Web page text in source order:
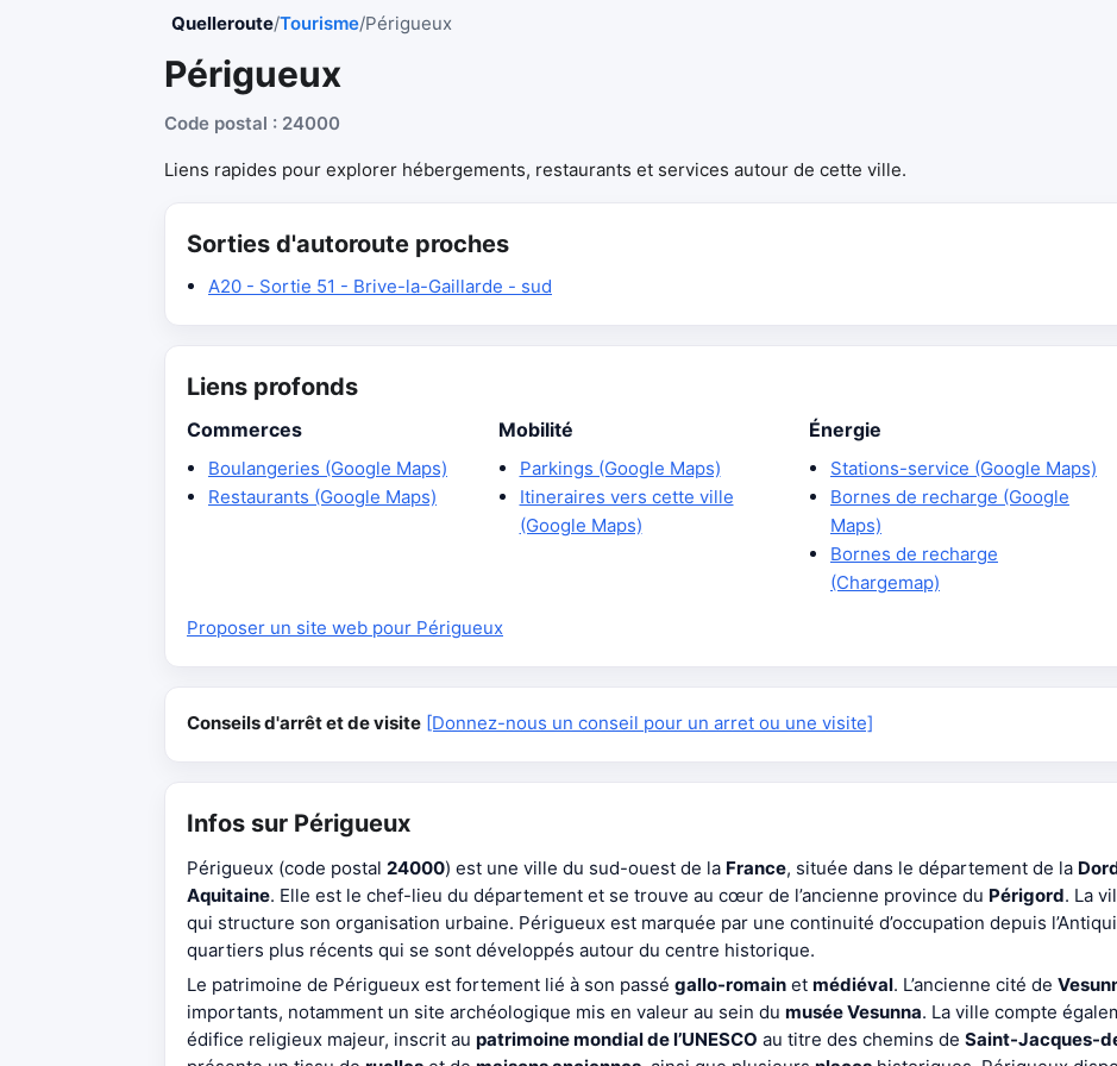
Quelleroute/Tourisme/Périgueux
Périgueux
Code postal : 24000
Liens rapides pour explorer hébergements, restaurants et services autour de cette ville.
Sorties d'autoroute proches
A20 - Sortie 51 - Brive-la-Gaillarde - sud
Liens profonds
Commerces
Boulangeries (Google Maps)
Restaurants (Google Maps)
Mobilité
Parkings (Google Maps)
Itineraires vers cette ville
(Google Maps)
Énergie
Stations-service (Google Maps)
Bornes de recharge (Google
Maps)
Bornes de recharge
(Chargemap)
Proposer un site web pour Périgueux
Conseils d'arrêt et de visite [Donnez-nous un conseil pour un arret ou une visite]
Infos sur Périgueux
Périgueux (code postal 24000) est une ville du sud-ouest de la France, située dans le département de la
Aquitaine. Elle est le chef-lieu du département et se trouve au cœur de l’ancienne province du Périgord. La
qui structure son organisation urbaine. Périgueux est marquée par une continuité d’occupation depuis
quartiers plus récents qui se sont développés autour du centre historique.
Le patrimoine de Périgueux est fortement lié à son passé gallo-romain et médiéval. L’ancienne cité de
importants, notamment un site archéologique mis en valeur au sein du musée Vesunna. La ville compte
édifice religieux majeur, inscrit au patrimoine mondial de l’UNESCO au titre des chemins de Saint-Jacques-